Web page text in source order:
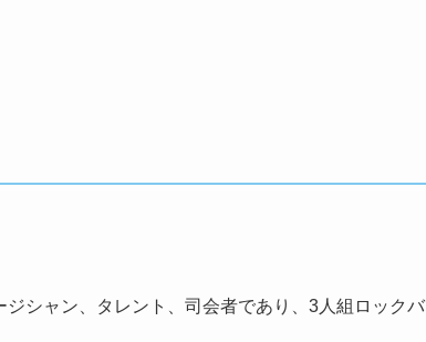
シャン、タレント、司会者であり、3人組ロックバ